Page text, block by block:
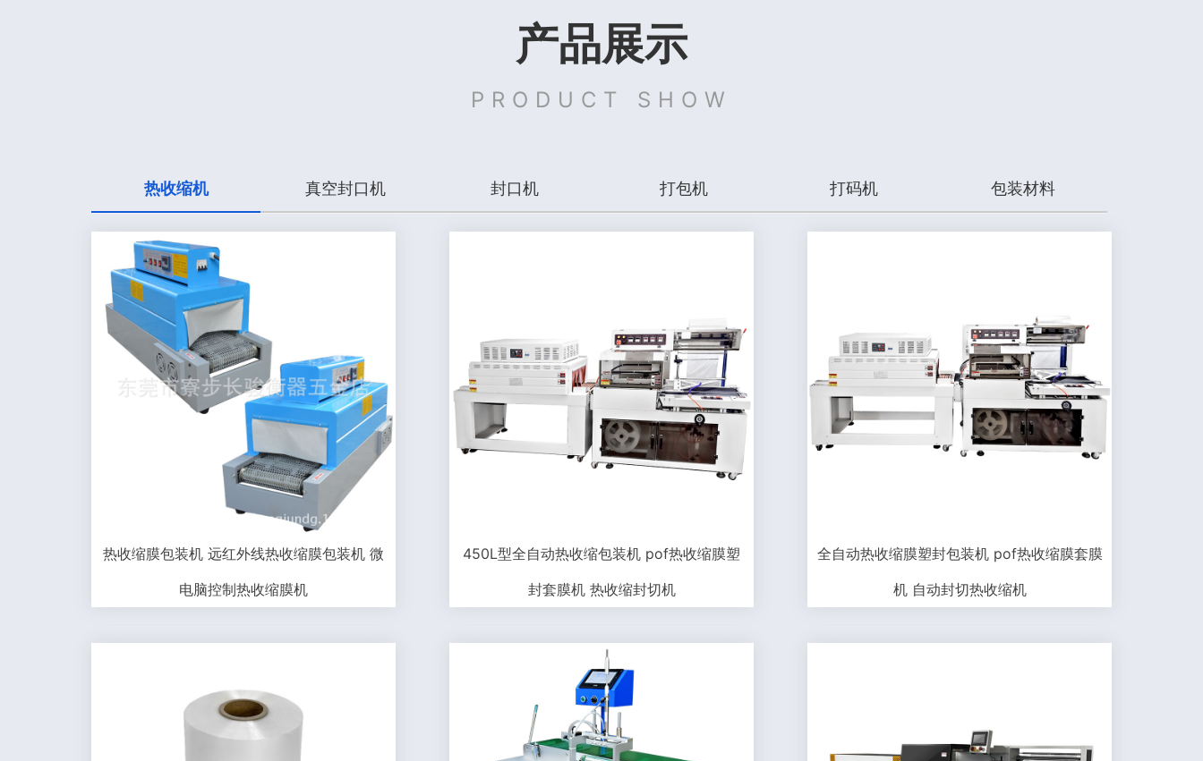
产品展示
PRODUCT SHOW
热收缩机 真空封口机 封口机 打包机 打码机 包装材料
热收缩膜包装机 远红外线热收缩膜包装机 微
电脑控制热收缩膜机
450L型全自动热收缩包装机 pof热收缩膜塑
封套膜机 热收缩封切机
全自动热收缩膜塑封包装机 pof热收缩膜套膜
机 自动封切热收缩机